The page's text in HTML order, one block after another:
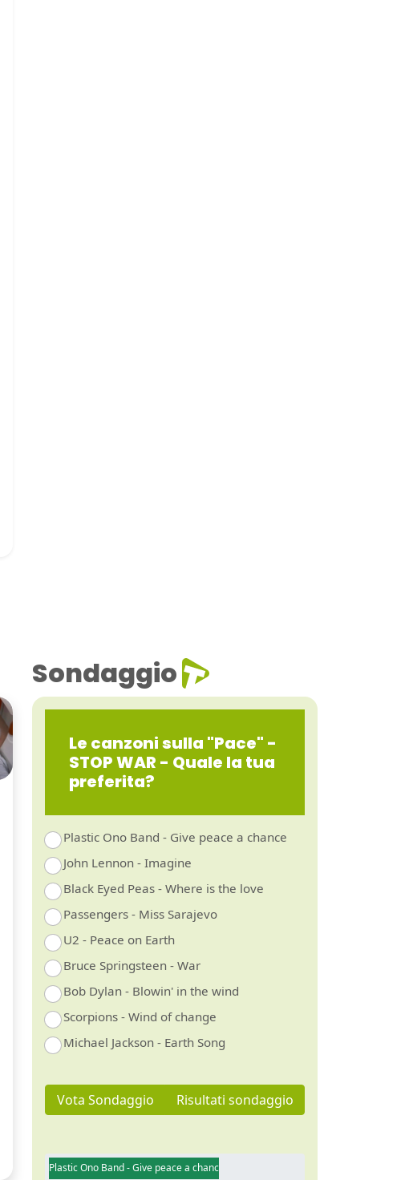
Sondaggio
Le canzoni sulla "Pace" -
STOP WAR - Quale la tua
preferita?
Plastic Ono Band - Give peace a chance
John Lennon - Imagine
Black Eyed Peas - Where is the love
Passengers - Miss Sarajevo
U2 - Peace on Earth
Bruce Springsteen - War
Bob Dylan - Blowin' in the wind
Scorpions - Wind of change
Michael Jackson - Earth Song
Vota Sondaggio Risultati sondaggio
Plastic Ono Band - Give peace a chance